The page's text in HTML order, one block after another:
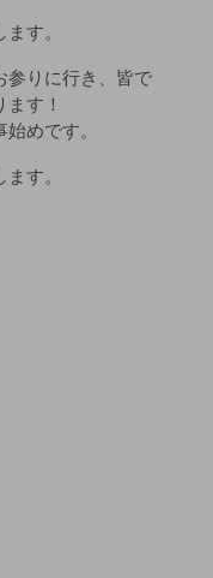
す。
参りに行き、皆で
す！
めです。
す。